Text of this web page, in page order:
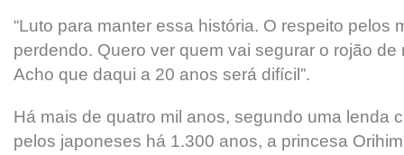
“Luto para manter essa história. O respeito pelos
perdendo. Quero ver quem vai segurar o rojão de
Acho que daqui a 20 anos será difícil”.
Há mais de quatro mil anos, segundo uma lenda
pelos japoneses há 1.300 anos, a princesa